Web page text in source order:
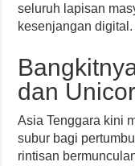
seluruh lapisan
kesenjangan digital.
dan
Asia Tenggara kini
subur bagi
rintisan